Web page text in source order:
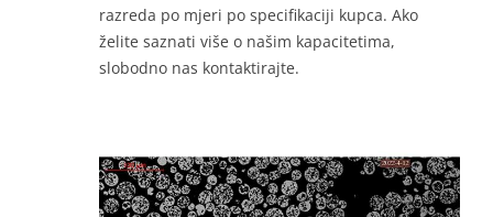
razreda po mjeri po specifikaciji kupca. Ako
želite saznati više o našim kapacitetima,
slobodno nas kontaktirajte.